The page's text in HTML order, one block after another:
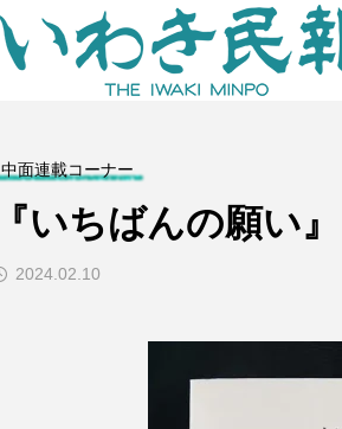
中面連載コーナー
『いちばんの願い』
2024.02.10